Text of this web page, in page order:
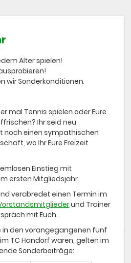
Alter spielen!
wir Sonderkonditionen.
mal Tennis spielen oder Eure
Ihr seid neu
noch einen sympathischen
wo Ihr Eure Freizeit
Einstieg mit
ersten Mitgliedsjahr.
verabredet einen Termin im
und Trainer
mit Euch.
in den vorangegangenen fünf
TC Handorf waren, gelten im
Sonderbeiträge: